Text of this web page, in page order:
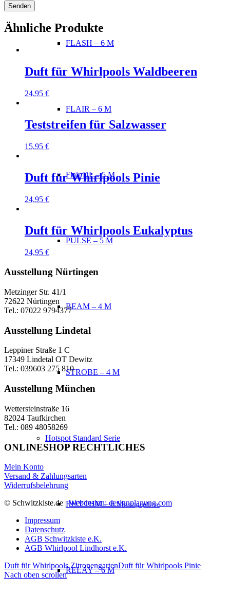
FLASH – 6 M
FLAIR – 6 M
Flair DL – 5 M
PULSE – 5 M
BEAM – 4 M
STROBE – 4 M
Hotspot Standard Serie
RHYTHM – 6 Massageplätze
RELAY – 6 M
Ähnliche Produkte
Duft für Whirlpools Waldbeeren
24,95 €
Teststreifen für Salzwasser
15,95 €
Duft für Whirlpools Pinie
24,95 €
Duft für Whirlpools Eukalyptus
24,95 €
Ausstellung Nürtingen
Metzinger Str. 41/1
72622 Nürtingen
Tel.: 07022 9794377
Ausstellung Lindetal
Leppiner Straße 1 C
17349 Lindetal OT Dewitz
Tel.: 039603 275 810
Ausstellung München
Wettersteinstraße 16
82024 Taufkirchen
Tel.: 089 48058269
ONLINESHOP RECHTLICHES
Mein Konto
Versand & Zahlungsarten
Widerrufsbelehrung
© Schwitzkiste.de |Webdesign: designplanung.com
Impressum
Datenschutz
AGB Schwitzkiste e.K.
AGB Whirlpool Lindhorst e.K.
Duft für Whirlpools ZitronengartenDuft für Whirlpools Pinie
Nach oben scrollen